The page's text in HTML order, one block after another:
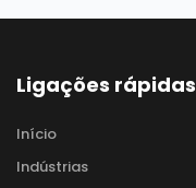
Ligações rápidas
Início
Indústrias